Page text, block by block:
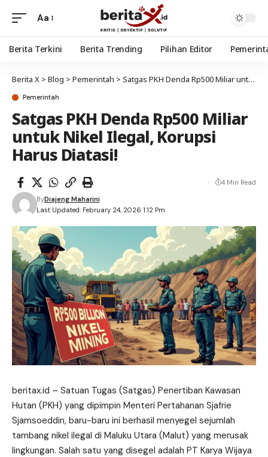
Aa
Berita Terkini Berita Trending Pilihan Editor
Berita X > Blog > Pemerintah > Satgas PKH Denda Rp500 Miliar untuk Nikel Ilegal, Korupsi Harus Diatasi!
Pemerintah
Satgas PKH Denda Rp500 Miliar
untuk Nikel Ilegal, Korupsi
Harus Diatasi!
Last Updated: February 24, 2026 1:12 Pm
ByDiajeng Maharini
4 Min Read
beritax.id – Satuan Tugas (Satgas) Penertiban Kawasan
Hutan (PKH) yang dipimpin Menteri Pertahanan Sjafrie
Sjamsoeddin, baru-baru ini berhasil menyegel sejumlah
tambang nikel ilegal di Maluku Utara (Malut) yang merusak
lingkungan. Salah satu yang disegel adalah PT Karya Wijaya